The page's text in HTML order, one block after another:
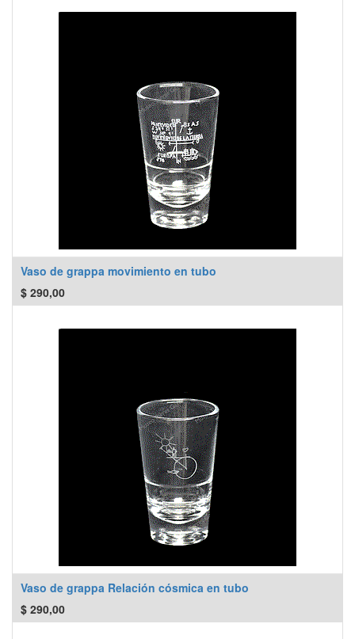
Vaso de grappa movimiento en tubo
$ 290,00
Vaso de grappa Relación cósmica en tubo
$ 290,00